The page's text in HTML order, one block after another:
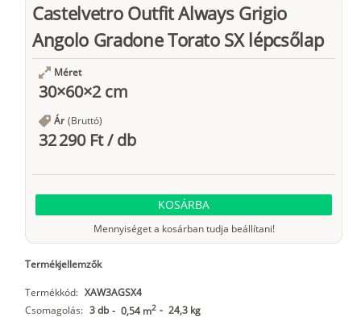
Castelvetro Outfit Always Grigio
Angolo Gradone Torato SX lépcsőlap
Méret
30×60×2 cm
Ár (Bruttó)
32 290 Ft/db
KOSÁRBA
Mennyiséget a kosárban tudja beállítani!
Termékjellemzők
Termékkód: XAW3AGSX4
Csomagolás: 3 db - 0,54 m2 - 24,3 kg